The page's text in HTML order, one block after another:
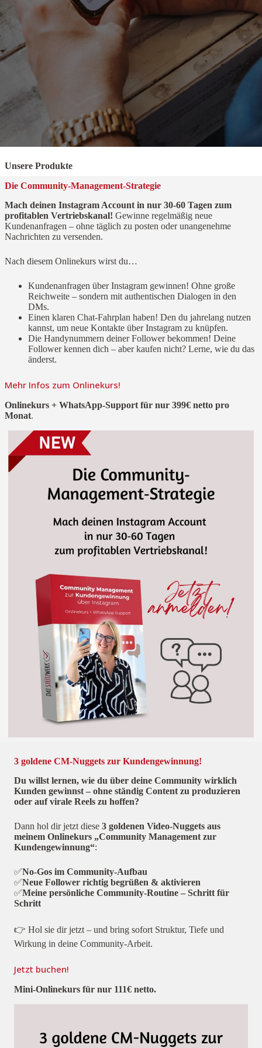
Unsere Produkte
Die Community‐Management‐Strategie
Mach deinen Instagram Account in nur 30‐60 Tagen zum
profitablen Vertriebskanal! Gewinne regelmäßig neue
Kundenanfragen ‒ ohne täglich zu posten oder unangenehme
Nachrichten zu versenden.
Nach diesem Onlinekurs wirst du…
Kundenanfragen über Instagram gewinnen! Ohne große
Reichweite – sondern mit authentischen Dialogen in den
DMs.
Einen klaren Chat-Fahrplan haben! Den du jahrelang nutzen
kannst, um neue Kontakte über Instagram zu knüpfen.
Die Handynummern deiner Follower bekommen! Deine
Follower kennen dich – aber kaufen nicht? Lerne, wie du das
änderst.
Mehr Infos zum Onlinekurs!
Onlinekurs + WhatsApp-Support für nur 399€ netto pro
Monat.
3 goldene CM-Nuggets zur Kundengewinnung!
Du willst lernen, wie du über deine Community wirklich
Kunden gewinnst – ohne ständig Content zu produzieren
oder auf virale Reels zu hoffen?
Dann hol dir jetzt diese 3 goldenen Video-Nuggets aus
meinem Onlinekurs „Community Management zur
Kundengewinnung“:
✅No-Gos im Community-Aufbau
✅Neue Follower richtig begrüßen & aktivieren
✅Meine persönliche Community-Routine – Schritt für
Schritt
👉 Hol sie dir jetzt – und bring sofort Struktur, Tiefe und
Wirkung in deine Community-Arbeit.
Jetzt buchen!
Mini-Onlinekurs für nur 111€ netto.